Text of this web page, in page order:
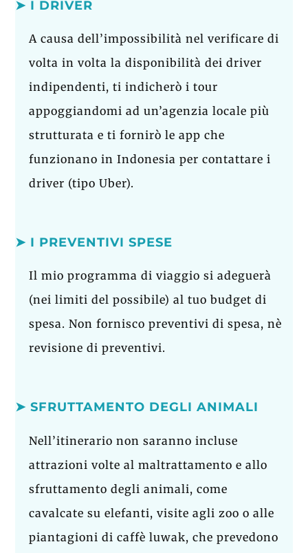
➤ I DRIVER
A causa dell’impossibilità nel verificare di
volta in volta la disponibilità dei driver
indipendenti, ti indicherò i tour
appoggiandomi ad un’agenzia locale più
strutturata e ti fornirò le app che
funzionano in Indonesia per contattare i
driver (tipo Uber).
➤ I PREVENTIVI SPESE
Il mio programma di viaggio si adeguerà
(nei limiti del possibile) al tuo budget di
spesa. Non fornisco preventivi di spesa, nè
revisione di preventivi.
➤ SFRUTTAMENTO DEGLI ANIMALI
Nell’itinerario non saranno incluse
attrazioni volte al maltrattamento e allo
sfruttamento degli animali, come
cavalcate su elefanti, visite agli zoo o alle
piantagioni di caffè luwak, che prevedono